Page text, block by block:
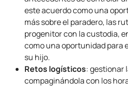
este acuerdo como una
más sobre el paradero, las
progenitor con la custodia,
como una oportunidad para
su hijo.
Retos logísticos: gestionar
compaginándola con los